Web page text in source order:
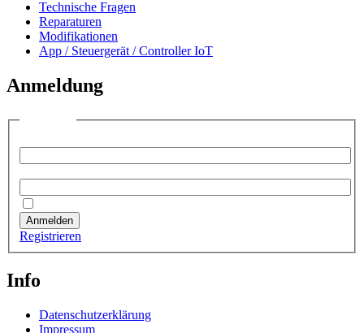
Technische Fragen
Reparaturen
Modifikationen
App / Steuergerät / Controller IoT
Anmeldung
Anmelden
Registrieren
Info
Datenschutzerklärung
Impressum